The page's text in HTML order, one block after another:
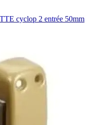
cyclop 2 entrée 50mm